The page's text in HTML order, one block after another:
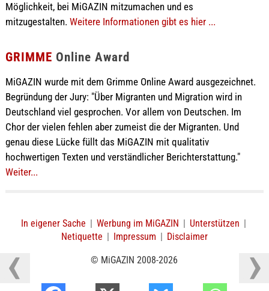
Möglichkeit, bei MiGAZIN mitzumachen und es
mitzugestalten. Weitere Informationen gibt es hier ...
GRIMME Online Award
MiGAZIN wurde mit dem Grimme Online Award ausgezeichnet.
Begründung der Jury: "Über Migranten und Migration wird in
Deutschland viel gesprochen. Vor allem von Deutschen. Im
Chor der vielen fehlen aber zumeist die der Migranten. Und
genau diese Lücke füllt das MiGAZIN mit qualitativ
hochwertigen Texten und verständlicher Berichterstattung."
Weiter...
In eigener Sache | Werbung im MiGAZIN | Unterstützen |
Netiquette | Impressum | Disclaimer
© MiGAZIN 2008-2026